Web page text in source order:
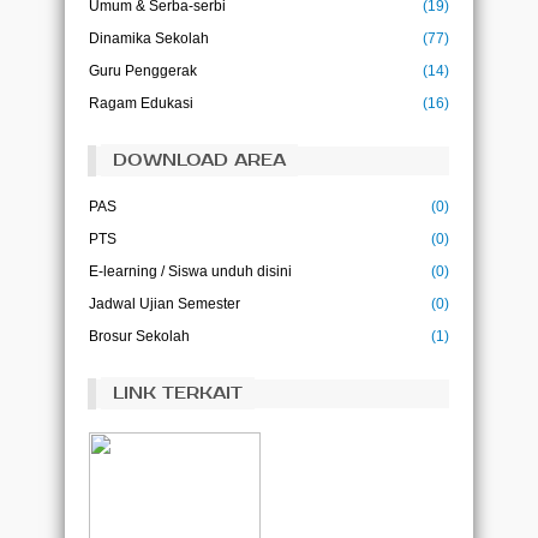
(Abu Bakar)
tanpa ilmu adalah kesia-siaan
Umum & Serba-serbi
(19)
Dinamika Sekolah
(77)
Guru Penggerak
(14)
Ragam Edukasi
(16)
DOWNLOAD AREA
PAS
(0)
PTS
(0)
E-learning / Siswa unduh disini
(0)
Jadwal Ujian Semester
(0)
Brosur Sekolah
(1)
LINK TERKAIT